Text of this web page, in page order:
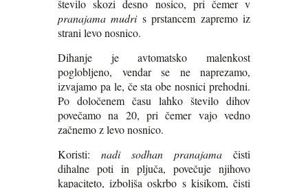
število skozi desno nosico, pri čemer v
pranajama mudris prstancem zapremo iz
strani levo nosnico.
Dihanje je avtomatsko malenkost
poglobljeno, vendar se ne naprezamo,
izvajamo pa le, če sta obe nosnici prehodni.
Po določenem času lahko število dihov
povečamo na 20, pri čemer vajo vedno
začnemo z levo nosnico.
Koristi: nadi sodhan pranajama čisti
dihalne poti in pljuča, povečuje njihovo
kapaciteto, izboljša oskrbo s kisikom, čisti